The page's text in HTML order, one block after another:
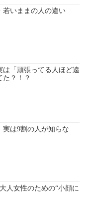
若いままの人の違い
は「頑張ってる人ほど遠
た？！？
実は9割の人が知らな
人女性のための“小顔に